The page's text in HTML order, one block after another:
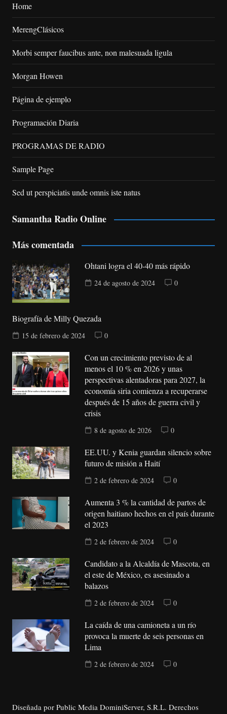
Home
MerengClásicos
Morbi semper faucibus ante, non malesuada ligula
Morgan Howen
Página de ejemplo
Programación Diaria
PROGRAMAS DE RADIO
Sample Page
Sed ut perspiciatis unde omnis iste natus
Samantha Radio Online
Más comentada
Ohtani logra el 40-40 más rápido
24 de agosto de 2024 0
Biografía de Milly Quezada
15 de febrero de 2024 0
Con un crecimiento previsto de al
menos el 10 % en 2026 y unas
perspectivas alentadoras para 2027, la
economía siria comienza a recuperarse
después de 15 años de guerra civil y
crisis
8 de agosto de 2026 0
EE.UU. y Kenia guardan silencio sobre
futuro de misión a Haití
2 de febrero de 2024 0
Aumenta 3 % la cantidad de partos de
origen haitiano hechos en el país durante
el 2023
2 de febrero de 2024 0
Candidato a la Alcaldía de Mascota, en
el este de México, es asesinado a
balazos
2 de febrero de 2024 0
La caída de una camioneta a un río
provoca la muerte de seis personas en
Lima
2 de febrero de 2024 0
Diseñada por Public Media DominiServer, S.R.L. Derechos